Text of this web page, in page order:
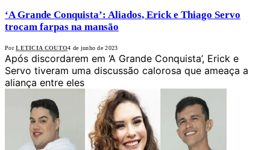
‘A Grande Conquista’: Aliados, Erick e Thiago Servo
trocam farpas na mansão
Por LETICIA COUTO4 de junho de 2023
Após discordarem em ‘A Grande Conquista’, Erick e
Servo tiveram uma discussão calorosa que ameaça a
aliança entre eles